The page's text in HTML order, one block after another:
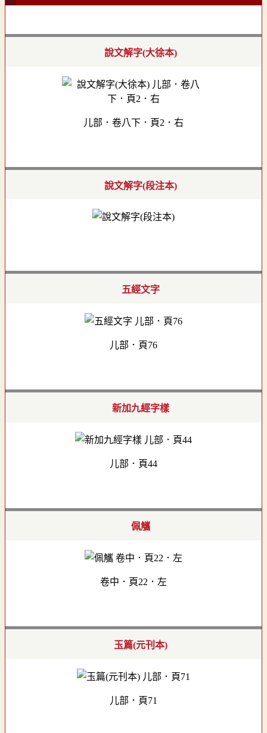
說文解字(大徐本)
儿部．卷八下．頁2．右
說文解字(段注本)
五經文字
儿部．頁76
新加九經字樣
儿部．頁44
佩觿
卷中．頁22．左
玉篇(元刊本)
儿部．頁71